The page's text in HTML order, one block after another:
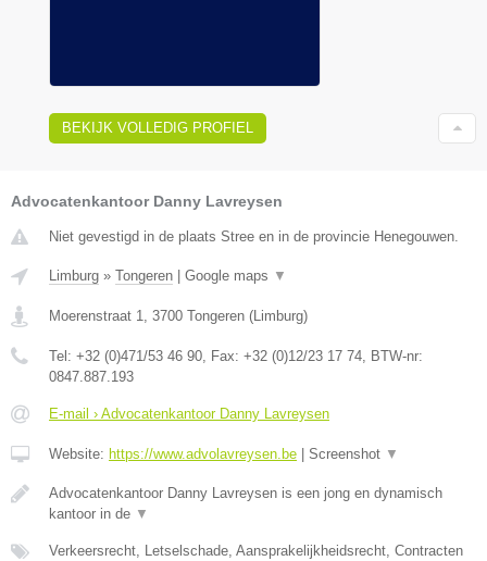
BEKIJK VOLLEDIG PROFIEL
Advocatenkantoor Danny Lavreysen
Niet gevestigd in de plaats Stree en in de provincie Henegouwen.
Limburg » Tongeren Google maps ▼
Moerenstraat 1 3700 Tongeren ( Limburg)
Tel: +32 (0)471/53 46 90 , Fax: +32 (0)12/23 17 74 , BTW-nr:
0847.887.193
E-mail › Advocatenkantoor Danny Lavreysen
Website: https://www.advolavreysen.be Screenshot ▼
Advocatenkantoor Danny Lavreysen is een jong en dynamisch
kantoor in de ▼
Verkeersrecht, Letselschade, Aansprakelijkheidsrecht, Contracten